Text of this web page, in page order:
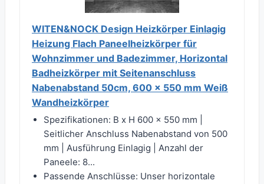
WITEN&NOCK Design Heizkörper Einlagig
Heizung Flach Paneelheizkörper für
Wohnzimmer und Badezimmer, Horizontal
Badheizkörper mit Seitenanschluss
Nabenabstand 50cm, 600 x 550 mm Weiß
Wandheizkörper
Spezifikationen: B x H 600 x 550 mm |
Seitlicher Anschluss Nabenabstand von 500
mm | Ausführung Einlagig | Anzahl der
Paneele: 8...
Passende Anschlüsse: Unser horizontale